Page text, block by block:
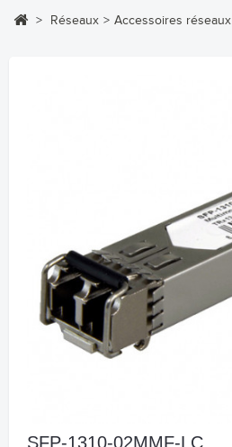
> Réseaux > Accessoires réseaux
SFP-1310-02MMF-LC